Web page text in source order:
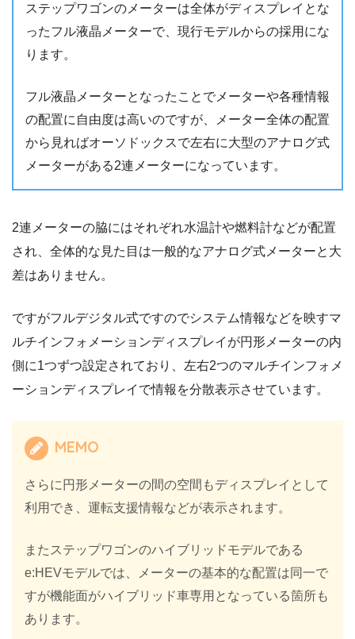
ステップワゴンのメーターは全体がディスプレイとな
ったフル液晶メーターで、現行モデルからの採用にな
ります。
フル液晶メーターとなったことでメーターや各種情報
の配置に自由度は高いのですが、メーター全体の配置
から見ればオーソドックスで左右に大型のアナログ式
メーターがある2連メーターになっています。
2連メーターの脇にはそれぞれ水温計や燃料計などが配置
され、全体的な見た目は一般的なアナログ式メーターと大
差はありません。
ですがフルデジタル式ですのでシステム情報などを映すマ
ルチインフォメーションディスプレイが円形メーターの内
側に1つずつ設定されており、左右2つのマルチインフォメ
ーションディスプレイで情報を分散表示させています。
MEMO
さらに円形メーターの間の空間もディスプレイとして
利用でき、運転支援情報などが表示されます。
またステップワゴンのハイブリッドモデルである
e:HEVモデルでは、メーターの基本的な配置は同一で
すが機能面がハイブリッド車専用となっている箇所も
あります。